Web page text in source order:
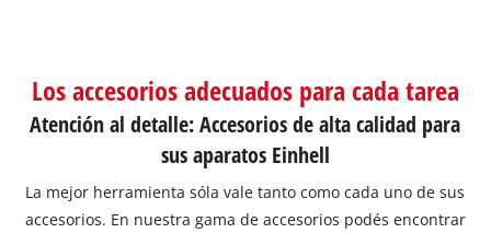
Los accesorios adecuados para cada tarea
Atención al detalle: Accesorios de alta calidad para
sus aparatos Einhell
La mejor herramienta sóla vale tanto como cada uno de sus
accesorios. En nuestra gama de accesorios podés encontrar